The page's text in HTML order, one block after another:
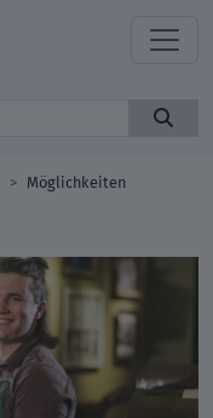
Möglichkeiten